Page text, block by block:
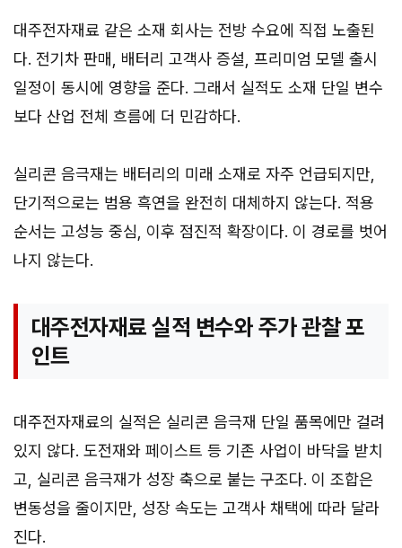
대주전자재료 같은 소재 회사는 전방 수요에 직접 노출된
다. 전기차 판매, 배터리 고객사 증설, 프리미엄 모델 출시
일정이 동시에 영향을 준다. 그래서 실적도 소재 단일 변수
보다 산업 전체 흐름에 더 민감하다.
실리콘 음극재는 배터리의 미래 소재로 자주 언급되지만,
단기적으로는 범용 흑연을 완전히 대체하지 않는다. 적용
순서는 고성능 중심, 이후 점진적 확장이다. 이 경로를 벗어
나지 않는다.
대주전자재료 실적 변수와 주가 관찰 포
인트
대주전자재료의 실적은 실리콘 음극재 단일 품목에만 걸려
있지 않다. 도전재와 페이스트 등 기존 사업이 바닥을 받치
고, 실리콘 음극재가 성장 축으로 붙는 구조다. 이 조합은
변동성을 줄이지만, 성장 속도는 고객사 채택에 따라 달라
진다.